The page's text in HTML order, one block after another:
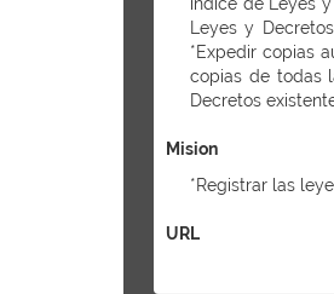
Leyes y
*Expedir copias
copias de todas
Decretos
Mision
*Registrar las
URL